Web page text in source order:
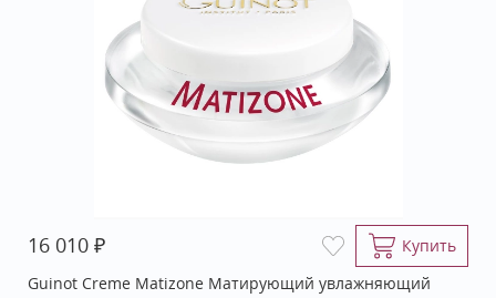
16 010 ₽
Купить
Guinot Creme Matizone Матирующий увлажняющий